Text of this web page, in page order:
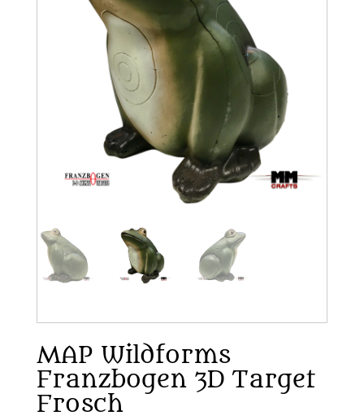
MAP Wildforms
Franzbogen 3D Target
Frosch